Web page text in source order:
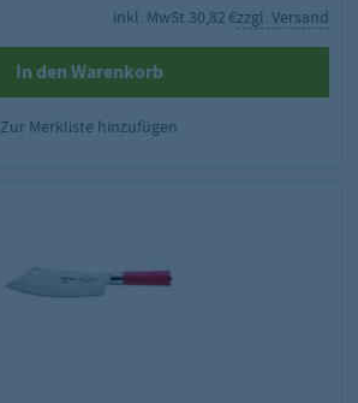
inkl. MwSt.30,82 €zzgl. Versand
In den Warenkorb
Zur Merkliste hinzufügen